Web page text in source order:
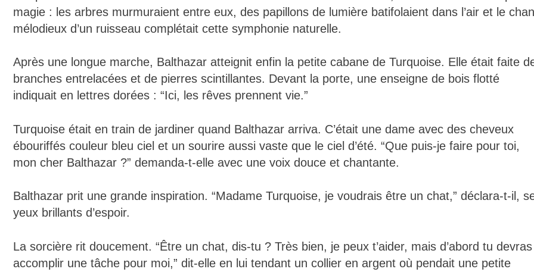
magie : les arbres murmuraient entre eux, des papillons de lumière batifolaient dans l’air et le
mélodieux d’un ruisseau complétait cette symphonie naturelle.
Après une longue marche, Balthazar atteignit enfin la petite cabane de Turquoise. Elle était faite
branches entrelacées et de pierres scintillantes. Devant la porte, une enseigne de bois flotté
indiquait en lettres dorées : “Ici, les rêves prennent vie.”
Turquoise était en train de jardiner quand Balthazar arriva. C’était une dame avec des cheveux
ébouriffés couleur bleu ciel et un sourire aussi vaste que le ciel d’été. “Que puis-je faire pour toi,
mon cher Balthazar ?” demanda-t-elle avec une voix douce et chantante.
Balthazar prit une grande inspiration. “Madame Turquoise, je voudrais être un chat,” déclara-t-il,
yeux brillants d’espoir.
La sorcière rit doucement. “Être un chat, dis-tu ? Très bien, je peux t’aider, mais d’abord tu devras
accomplir une tâche pour moi,” dit-elle en lui tendant un collier en argent où pendait une petite